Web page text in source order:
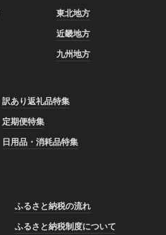
東北地方
近畿地方
九州地方
訳あり返礼品特集
定期便特集
日用品・消耗品特集
ふるさと納税の流れ
ふるさと納税制度について